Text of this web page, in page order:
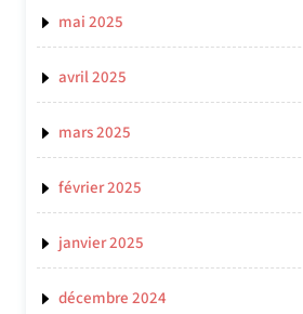
mai 2025
avril 2025
mars 2025
février 2025
janvier 2025
décembre 2024